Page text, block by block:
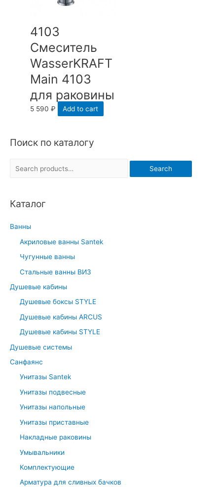
Поиск по каталогу
r
h
:
Search
Каталог
Ванны
Акриловые ванны Santek
Чугунные ванны
Стальные ванны ВИЗ
Душевые кабины
Душевые боксы STYLE
Душевые кабины ARCUS
Душевые кабины STYLE
Душевые системы
Санфаянс
Унитазы Santek
Унитазы подвесные
Унитазы напольные
Унитазы приставные
Накладные раковины
Умывальники
Комплектующие
Арматура для сливных бачков
4103
Смеситель
WasserKRAFT
Main 4103
для раковины
5 590₽ Add to cart